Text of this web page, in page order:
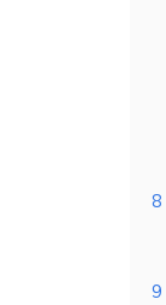
8
9